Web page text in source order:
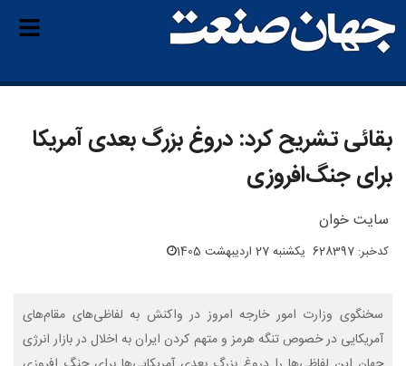
بقائی تشریح کرد: دروغ بزرگ بعدی آمریکا
برای جنگ‌افروزی
سایت خوان
کدخبر: 628397 یکشنبه 27 اردیبهشت 1405
سخنگوی وزارت امور خارجه امروز در واکنش به لفاظی‌های مقام‌های
آمریکایی در خصوص تنگه هرمز و متهم کردن ایران به اخلال در بازار انرژی